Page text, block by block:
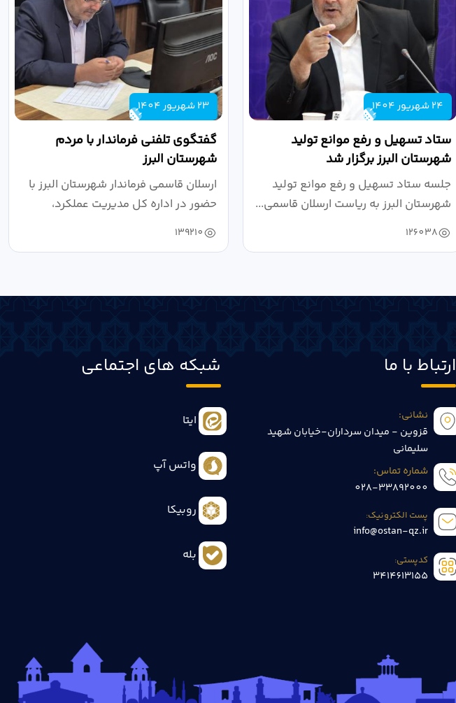
24 شهریور 1404
ستاد تسهیل و رفع موانع تولید
شهرستان البرز برگزار شد
جلسه ستاد تسهیل و رفع موانع تولید
شهرستان البرز به ریاست ارسلان قاسمی...
126038
23 شهریور 1404
گفتگوی تلفنی فرماندار با مردم
شهرستان البرز
ارسلان قاسمی فرماندار شهرستان البرز با
حضور در اداره کل مدیریت عملکرد،
بازرسی...
139210
ارتباط با ما
نشانی:
قزوین - میدان سرداران-خیابان شهید
سلیمانی
شماره تماس:
028-33892000
پست الکترونیک:
info@ostan-qz.ir
کدپستی:
3414613155
شبکه های اجتماعی
ایتا
واتس آپ
روبیکا
بله